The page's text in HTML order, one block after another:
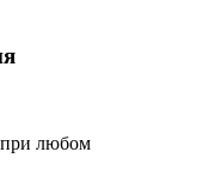
при любом